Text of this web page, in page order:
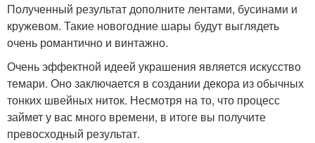
Полученный результат дополните лентами, бусинами и
кружевом. Такие новогодние шары будут выглядеть
очень романтично и винтажно.
Очень эффектной идеей украшения является искусство
темари. Оно заключается в создании декора из обычных
тонких швейных ниток. Несмотря на то, что процесс
займет у вас много времени, в итоге вы получите
превосходный результат.